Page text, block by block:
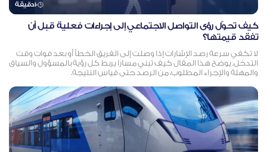
10دقيقة
كيف تحوّل رؤى التواصل الاجتماعي إلى إجراءات فعلية قبل أن
تفقد قيمتها؟
لا تكفي سرعة رصد الإشارات إذا وصلت إلى الفريق الخطأ أو بعد فوات وقت
التدخل. يوضح هذا المقال كيف تبني مسارًا يربط كل رؤية بالمسؤول والسياق
والمهلة والإجراء المطلوب، من الرصد حتى قياس النتيجة.